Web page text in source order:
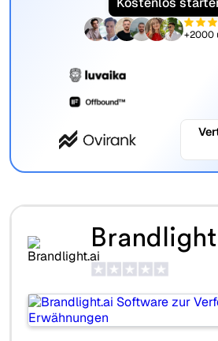
+2000